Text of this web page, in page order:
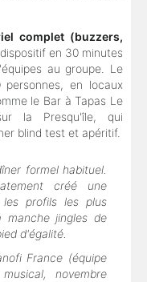
complet (buzzers,
en 30 minutes
au groupe. Le
en locaux
le Bar à Tapas Le
la Presqu'île, qui
blind test et apéritif.
formel habituel.
créé une
les profils les plus
jingles de
d'égalité.
France (équipe
novembre